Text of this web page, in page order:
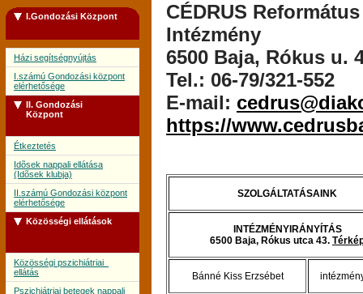
I.Gondozási Központ
Házi segítségnyújtás
I.számú Gondozási központ
elérhetősége
II. Gondozási
Központ
Étkeztetés
Idõsek nappali ellátása
(Idõsek klubja)
II.számú Gondozási központ
elérhetősége
Közösségi ellátások
Közösségi pszichiátriai
ellátás
Pszichiátriai betegek nappali
CÉDRUS
Intézmény
6500 Baja, Rókus u.
Tel.: 06-79/321-552
E-mail:
https://
SZOLGÁLTATÁSAINK
INTÉZMÉNYIRÁNYÍTÁS
6500 Baja, Rókus utca 43.
Bánné Kiss Erzsébet